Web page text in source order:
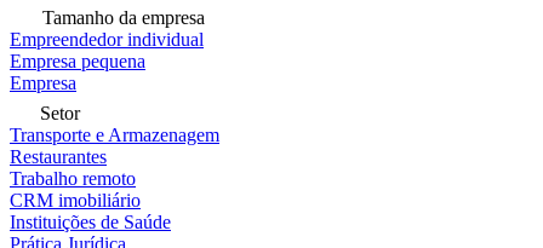
Tamanho da empresa
Empreendedor individual
Empresa pequena
Empresa
Setor
Transporte e Armazenagem
Restaurantes
Trabalho remoto
CRM imobiliário
Instituições de Saúde
Prática Jurídica